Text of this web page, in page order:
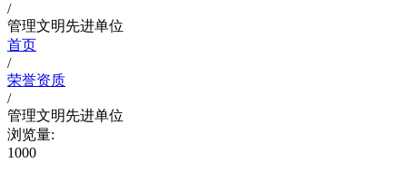
/
管理文明先进单位
首页
/
荣誉资质
/
管理文明先进单位
浏览量:
1000